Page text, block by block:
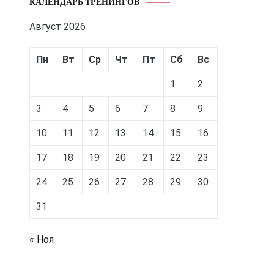
Август 2026
Пн Вт Ср Чт Пт Сб Вс
1 2
3 4 5 6 7 8 9
10 11 12 13 14 15 16
17 18 19 20 21 22 23
24 25 26 27 28 29 30
31
« Ноя